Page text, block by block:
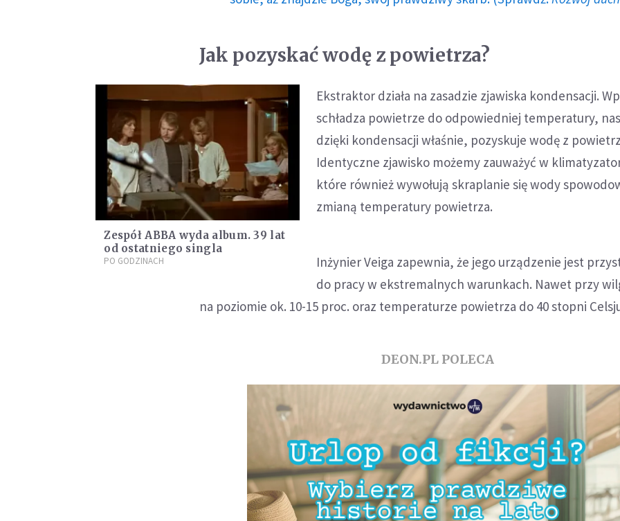
Jak pozyskać wodę z powietrza?
Zespół ABBA wyda album. 39 lat
od ostatniego singla
PO GODZINACH
Ekstraktor działa na zasadzie zjawiska kondensacji.
schładza powietrze do odpowiedniej temperatury,
dzięki kondensacji właśnie, pozyskuje wodę z
Identyczne zjawisko możemy zauważyć w
które również wywołują skraplanie się wody
zmianą temperatury powietrza.
Inżynier Veiga zapewnia, że jego urządzenie jest
do pracy w ekstremalnych warunkach. Nawet przy
na poziomie ok. 10-15 proc. oraz temperaturze powietrza do 40 stopni
DEON.PL POLECA